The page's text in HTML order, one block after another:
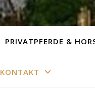
PRIVATPFERDE &
KONTAKT